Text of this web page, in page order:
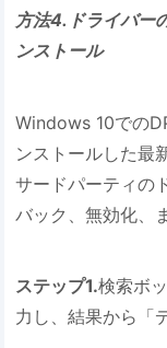
方法4.ドライバー
ンストール
Windows 10での
ンストールした最
サードパーティの
バック、無効化、
ステップ1.検索ボ
力し、結果から「